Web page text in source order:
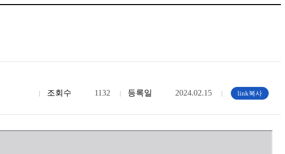
조회수 1132 등록일 2024.02.15